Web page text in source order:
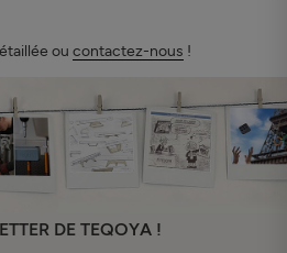
ou contactez-nous !
DE TEQOYA !